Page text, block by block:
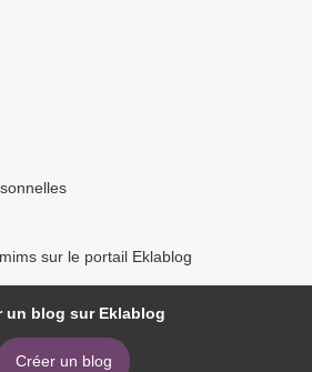
sur le portail Eklablog
un blog sur Eklablog
Créer un blog